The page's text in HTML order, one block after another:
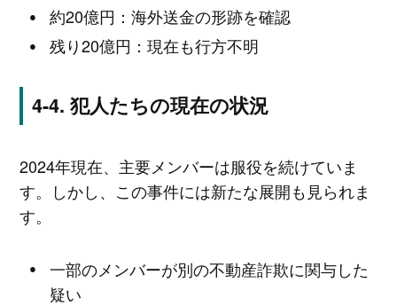
約20億円：海外送金の形跡を確認
残り20億円：現在も行方不明
犯人たちの現在の状況
2024年現在、主要メンバーは服役を続けていま
す。しかし、この事件には新たな展開も見られま
す。
一部のメンバーが別の不動産詐欺に関与した
疑い